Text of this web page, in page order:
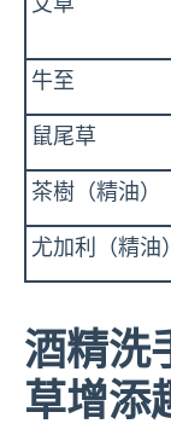
牛至
鼠尾草
茶樹（精油）
尤加利（精油）
酒精洗
草增添